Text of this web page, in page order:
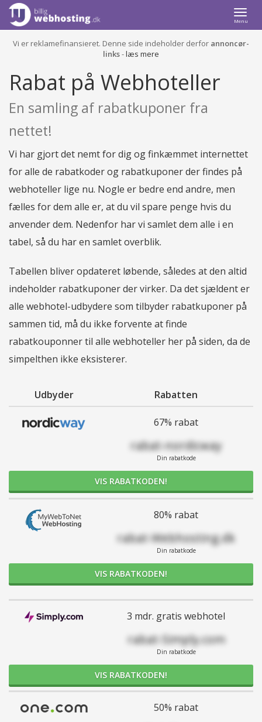
Menu
Vi er reklamefinansieret. Denne side indeholder derfor annoncør-
links-læs mere
Rabat på Webhoteller
En samling af rabatkuponer fra
nettet!
Vi har gjort det nemt for dig og finkæmmet internettet
for alle de rabatkoder og rabatkuponer der findes på
webhoteller lige nu. Nogle er bedre end andre, men
fælles for dem alle er, at du vil spare penge hvis du
anvender dem. Nedenfor har vi samlet dem alle i en
tabel, så du har en samlet overblik.
Tabellen bliver opdateret løbende, således at den altid
indeholder rabatkuponer der virker. Da det sjældent er
alle webhotel-udbydere som tilbyder rabatkuponer på
sammen tid, må du ikke forvente at finde
rabatkouponner til alle webhoteller her på siden, da de
simpelthen ikke eksisterer.
Udbyder Rabatten
67% rabat
rabat-nordicway
Din rabatkode
VIS RABATKODEN!
80% rabat
rabat-Webhosting.dk
Din rabatkode
VIS RABATKODEN!
3 mdr. gratis webhotel
rabat-Simply.com
Din rabatkode
VIS RABATKODEN!
50% rabat